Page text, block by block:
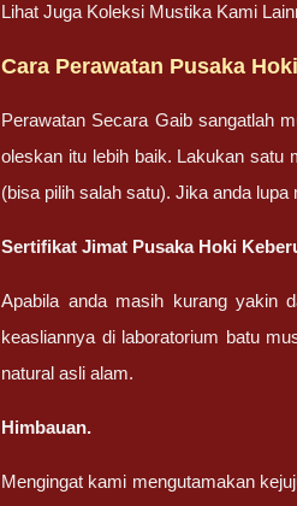
Lihat Juga Koleksi Mustika Kami
Cara Perawatan Pusaka
Perawatan Secara Gaib sangatlah
oleskan itu lebih baik. Lakukan satu
(bisa pilih salah satu). Jika anda
Sertifikat Jimat Pusaka Hoki
Apabila anda masih kurang yakin
keasliannya di laboratorium batu
natural asli alam.
Himbauan.
Mengingat kami mengutamakan